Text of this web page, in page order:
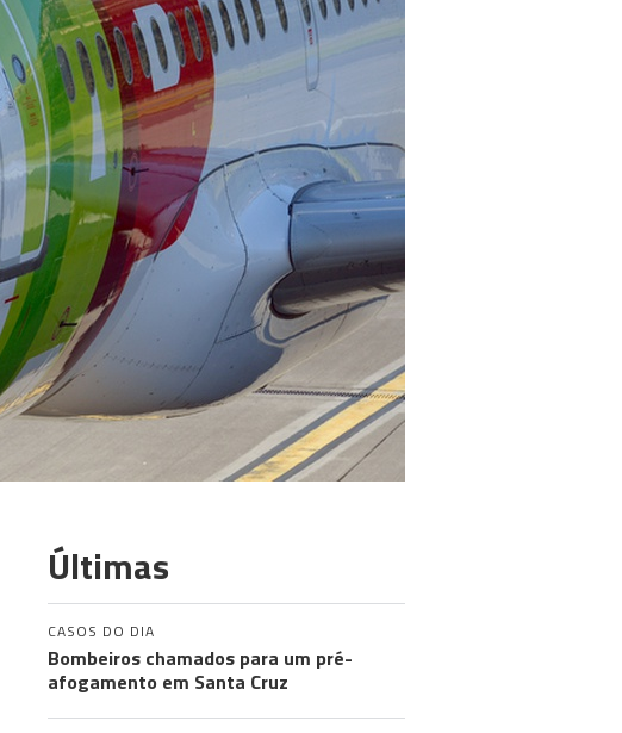
Últimas
CASOS DO DIA
Bombeiros chamados para um pré-
afogamento em Santa Cruz